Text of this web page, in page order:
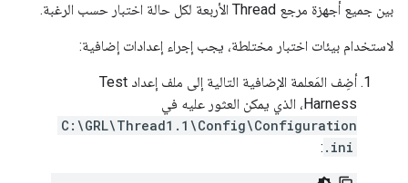
بين جميع أجهزة مرجع Thread الأربعة لكل حالة اختبار حسب الرغبة.
لاستخدام بيئات اختبار مختلطة، يجب إجراء إعدادات إضافية:
أضِف المَعلمة الإضافية التالية إلى ملف إعداد Test
Harness، الذي يمكن العثور عليه في
C:\GRL\Thread1.1\Config\Configuration
.ini
: